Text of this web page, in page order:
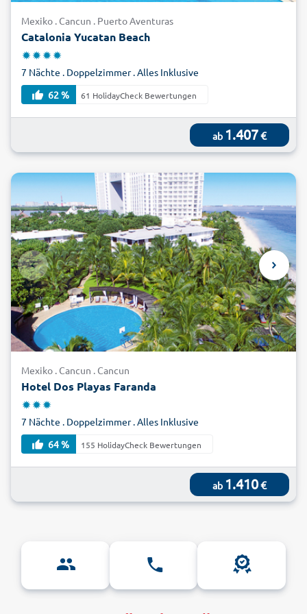
die günstigen Angebote für Ihren Strandurlaub in Mexiko bei
alltours und buchen Sie zum Schnäppchenpreis!
Mexiko . Cancun . Puerto Aventuras
Catalonia Yucatan Beach
7 Nächte . Doppelzimmer . Alles Inklusive
62 %
61 HolidayCheck Bewertungen
ab 1.407€
Mexiko . Cancun . Cancun
Hotel Dos Playas Faranda
7 Nächte . Doppelzimmer . Alles Inklusive
64 %
155 HolidayCheck Bewertungen
ab 1.410€